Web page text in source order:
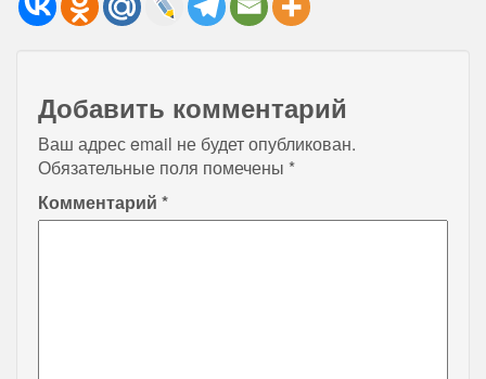
Добавить комментарий
Ваш адрес email не будет опубликован.
Обязательные поля помечены *
Комментарий *